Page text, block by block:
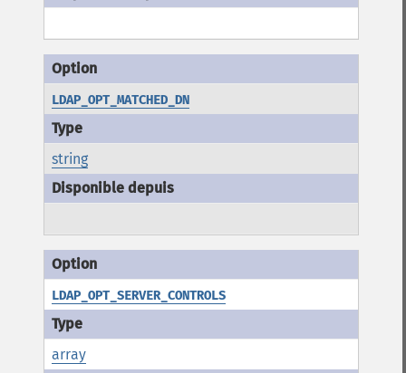
LDAP_OPT_MATCHED_DN
string
LDAP_OPT_SERVER_CONTROLS
array